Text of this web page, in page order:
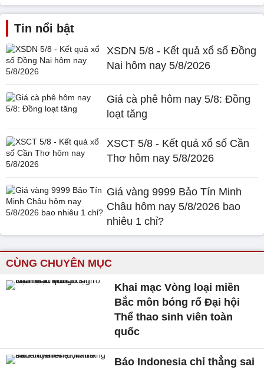
Tin nổi bật
XSDN 5/8 - Kết quả xổ số Đồng
Nai hôm nay 5/8/2026
Giá cà phê hôm nay 5/8: Đồng
loạt tăng
XSCT 5/8 - Kết quả xổ số Cần
Thơ hôm nay 5/8/2026
Giá vàng 9999 Bảo Tín Minh
Châu hôm nay 5/8/2026 bao
nhiêu 1 chỉ?
CÙNG CHUYÊN MỤC
Khai mạc Vòng loại miền
Bắc môn bóng rổ Đại hội
Thể thao sinh viên toàn
quốc
Báo Indonesia chỉ thẳng sai